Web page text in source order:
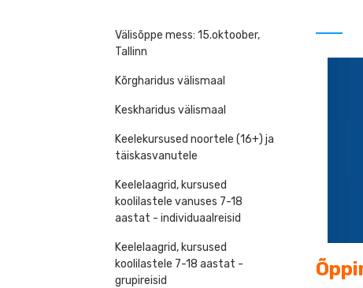
Välisõppe mess: 15.oktoober,
Tallinn
Kõrgharidus välismaal
Keskharidus välismaal
Keelekursused noortele (16+) ja
täiskasvanutele
Keelelaagrid, kursused
koolilastele vanuses 7-18
aastat - individuaalreisid
Keelelaagrid, kursused
koolilastele 7-18 aastat -
grupireisid